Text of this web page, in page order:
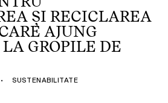
ȘI RECICLAREA
AJUNG
GROPILE DE
• SUSTENABILITATE